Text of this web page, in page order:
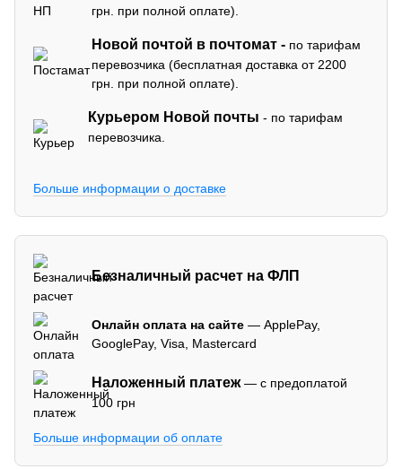
грн. при полной оплате).
Новой почтой в почтомат - по тарифам
перевозчика (бесплатная доставка от 2200
грн. при полной оплате).
Курьером Новой почты - по тарифам
перевозчика.
Больше информации о доставке
Безналичный расчет на ФЛП
Онлайн оплата на сайте — ApplePay,
GooglePay, Visa, Mastercard
Наложенный платеж— с предоплатой
100 грн
Больше информации об оплате